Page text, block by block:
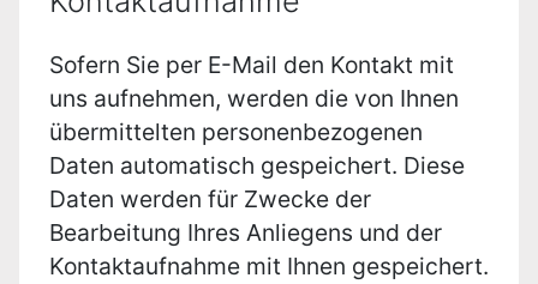
Sofern Sie per E-Mail den Kontakt mit
uns aufnehmen, werden die von Ihnen
übermittelten personenbezogenen
Daten automatisch gespeichert. Diese
Daten werden für Zwecke der
Bearbeitung Ihres Anliegens und der
Kontaktaufnahme mit Ihnen gespeichert.